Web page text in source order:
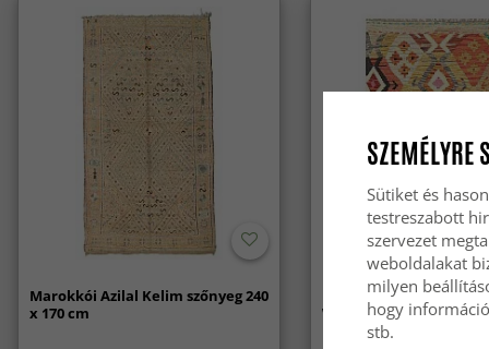
Marokkói Azilal Kelim szőnyeg 240
x 170 cm
Keleti Szőnyeg - Vegi
Woven - 86 x 125 cm
SZEMÉLYRE
Sütiket és
testreszabott
szervezet
weboldalakat
milyen
hogy
stb.